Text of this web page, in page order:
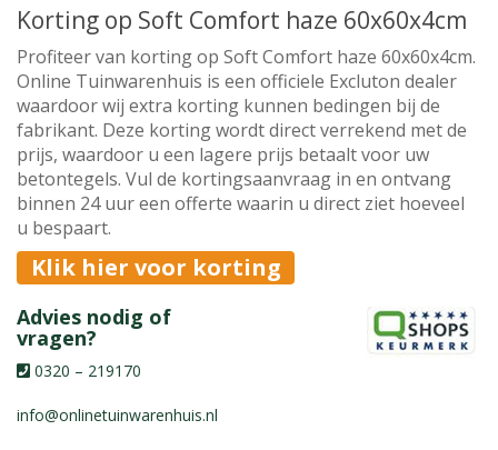
Korting op Soft Comfort haze 60x60x4cm
Profiteer van korting op Soft Comfort haze 60x60x4cm.
Online Tuinwarenhuis is een officiele Excluton dealer
waardoor wij extra korting kunnen bedingen bij de
fabrikant. Deze korting wordt direct verrekend met de
prijs, waardoor u een lagere prijs betaalt voor uw
betontegels. Vul de kortingsaanvraag in en ontvang
binnen 24 uur een offerte waarin u direct ziet hoeveel
u bespaart.
Klik hier voor korting
Advies nodig of
vragen?
0320 – 219170
info@onlinetuinwarenhuis.nl